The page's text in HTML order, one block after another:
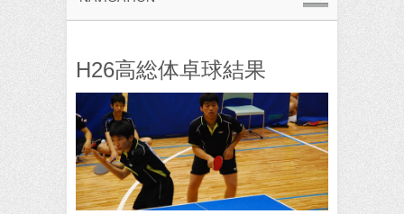
H26高総体卓球結果